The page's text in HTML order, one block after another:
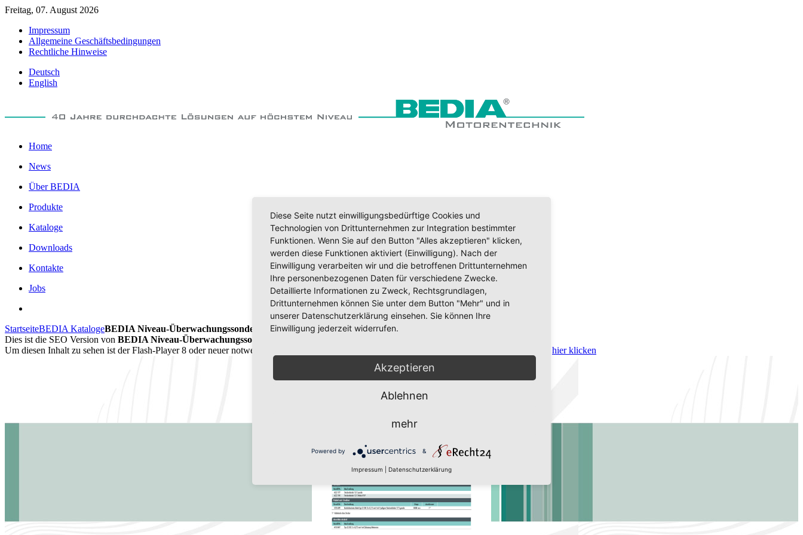
Freitag, 07. August 2026
Impressum
Allgemeine Geschäftsbedingungen
Rechtliche Hinweise
Deutsch
English
Home
News
Über BEDIA
Produkte
Kataloge
Downloads
Kontakte
Jobs
StartseiteBEDIA KatalogeBEDIA Niveau-Überwachungssonden CLS 50/55
Dies ist die SEO Version von BEDIA Niveau-Überwachungssonden CLS 50/55 Seite 20
Um diesen Inhalt zu sehen ist der Flash-Player 8 oder neuer notwendig und Javascript muss erlaubt sein. Zum downloaden des Flach-Player bitte hier klicken
Diese Seite nutzt einwilligungsbedürftige Cookies und
Technologien von Drittunternehmen zur Integration bestimmter
Funktionen. Wenn Sie auf den Button "Alles akzeptieren" klicken,
werden diese Funktionen aktiviert (Einwilligung). Nach der
Einwilligung verarbeiten wir und die betroffenen Drittunternehmen
Ihre personenbezogenen Daten für verschiedene Zwecke.
Detaillierte Informationen zu Zweck, Rechtsgrundlagen,
Drittunternehmen können Sie unter dem Button "Mehr" und in
unserer Datenschutzerklärung einsehen. Sie können Ihre
Einwilligung jederzeit widerrufen.
Akzeptieren
Ablehnen
mehr
Powered by &
Impressum Datenschutzerklärung